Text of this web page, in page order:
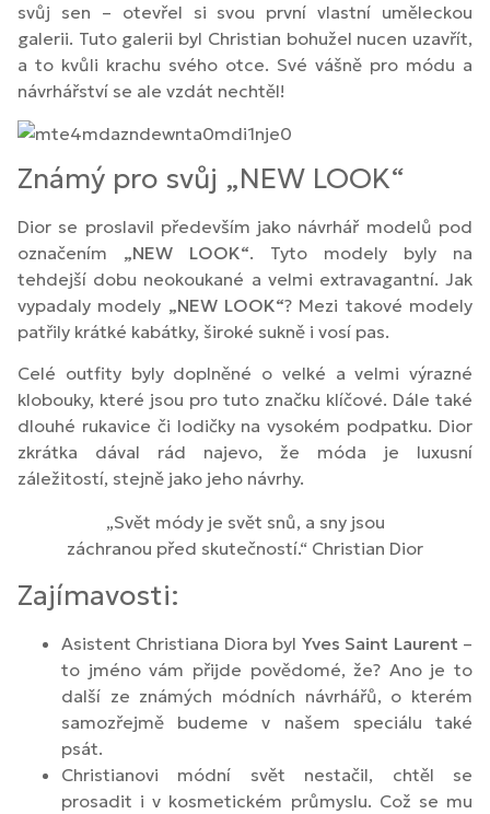
svůj sen – otevřel si svou první vlastní uměleckou
galerii. Tuto galerii byl Christian bohužel nucen uzavřít,
a to kvůli krachu svého otce. Své vášně pro módu a
návrhářství se ale vzdát nechtěl!
Známý pro svůj „NEW LOOK“
Dior se proslavil především jako návrhář modelů pod
označením „NEW LOOK“. Tyto modely byly na
tehdejší dobu neokoukané a velmi extravagantní. Jak
vypadaly modely „NEW LOOK“? Mezi takové modely
patřily krátké kabátky, široké sukně i vosí pas.
Celé outfity byly doplněné o velké a velmi výrazné
klobouky, které jsou pro tuto značku klíčové. Dále také
dlouhé rukavice či lodičky na vysokém podpatku. Dior
zkrátka dával rád najevo, že móda je luxusní
záležitostí, stejně jako jeho návrhy.
„Svět módy je svět snů, a sny jsou
záchranou před skutečností.“ Christian Dior
Zajímavosti:
Asistent Christiana Diora byl Yves Saint Laurent –
to jméno vám přijde povědomé, že? Ano je to
další ze známých módních návrhářů, o kterém
samozřejmě budeme v našem speciálu také
psát.
Christianovi módní svět nestačil, chtěl se
prosadit i v kosmetickém průmyslu. Což se mu